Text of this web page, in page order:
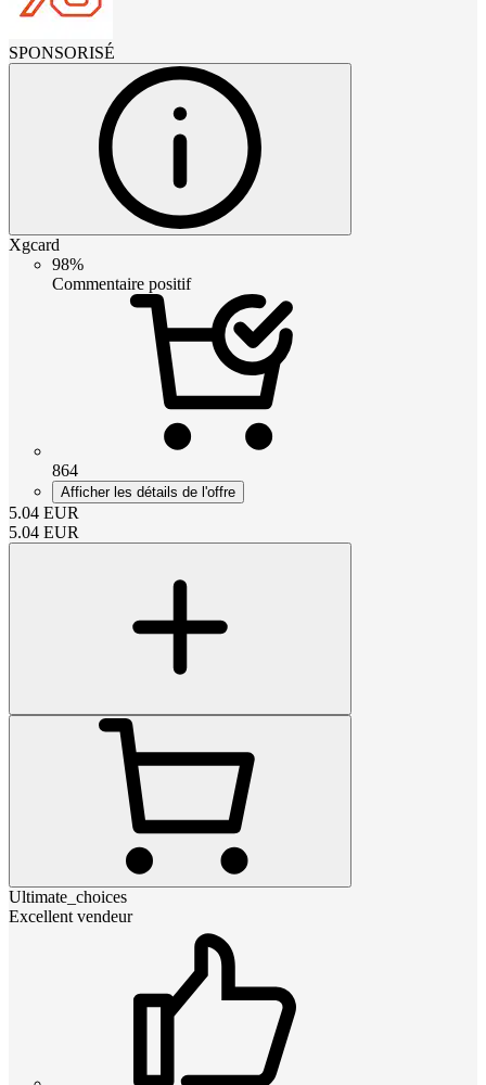
SPONSORISÉ
Xgcard
98%
Commentaire positif
864
Afficher les détails de l'offre
5.04 EUR
5.04 EUR
Ultimate_choices
Excellent vendeur